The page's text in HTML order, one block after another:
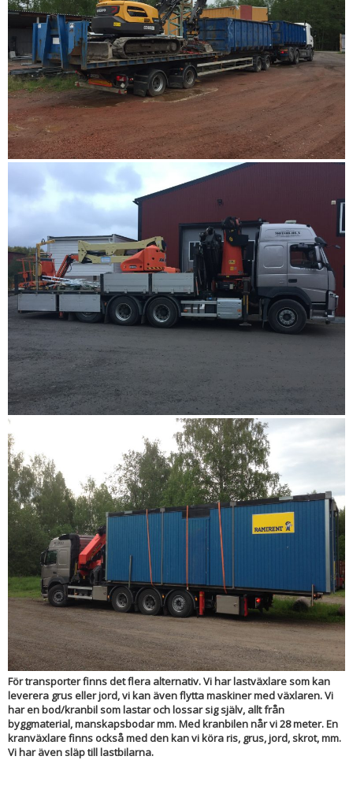
För transporter finns det flera alternativ. Vi har lastväxlare som kan
leverera grus eller jord, vi kan även flytta maskiner med växlaren. Vi
har en bod/kranbil som lastar och lossar sig själv, allt från
byggmaterial, manskapsbodar mm. Med kranbilen når vi 28 meter. En
kranväxlare finns också med den kan vi köra ris, grus, jord, skrot, mm.
Vi har även släp till lastbilarna.